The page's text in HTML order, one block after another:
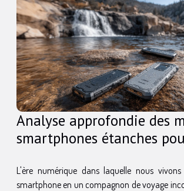
Analyse approfondie des
smartphones étanches
L'ère numérique dans laquelle nous
smartphone en un compagnon de voyage